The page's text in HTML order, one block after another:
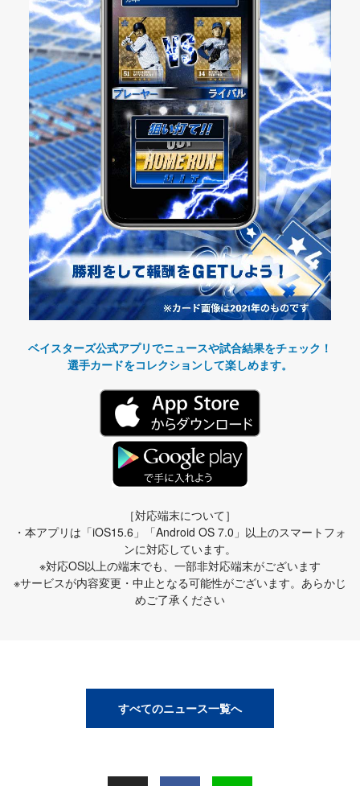
ベイスターズ公式アプリでニュースや試合結果をチェック！
選手カードをコレクションして楽しめます。
［対応端末について］
・本アプリは「iOS15.6」「Android OS 7.0」以上のスマートフォ
ンに対応しています。
※対応OS以上の端末でも、一部非対応端末がございます
※サービスが内容変更・中止となる可能性がございます。あらかじ
めご了承ください
すべてのニュース一覧へ